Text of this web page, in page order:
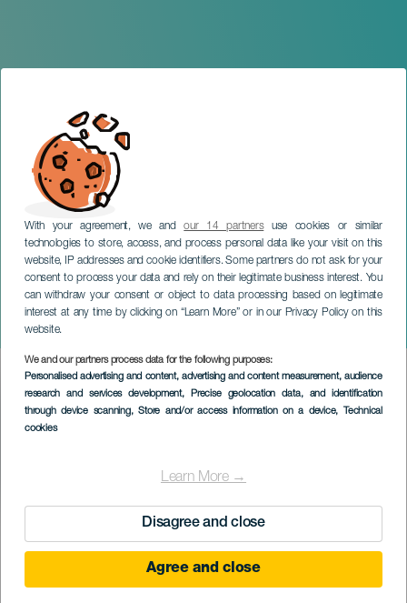
With your agreement, we andour 14 partnersuse cookies or similar
technologies to store, access, and process personal data like your visit on this
website, IP addresses and cookie identifiers. Some partners do not ask for your
consent to process your data and rely on their legitimate business interest. You
can withdraw your consent or object to data processing based on legitimate
interest at any time by clicking on “Learn More” or in our Privacy Policy on this
website.
We and our partners process data for the following purposes:
Personalised advertising and content, advertising and content measurement, audience
research and services development, Precise geolocation data, and identification
through device scanning, Store and/or access information on a device, Technical
cookies
Learn More →
Disagree and close
Agree and close
Open LPA Surf City
GRAN CANARIA
Imagen
Listado
TOTEUTUNUT TAPAHTUMA